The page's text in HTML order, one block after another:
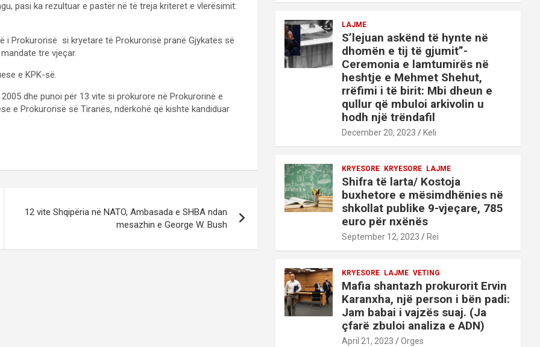
pasi ka rezultuar e pastër në të treja kriteret e vlerësimit:
i Prokurorisë si kryetare të Prokurorisë pranë Gjykatës së
tre vjeçar.
e KPK-së.
dhe punoi për 13 vite si prokurore në Prokurorinë e
e Prokurorisë së Tiranës, ndërkohë që kishte kandiduar
12 vite Shqipëria në NATO, Ambasada e SHBA ndan
mesazhin e George W. Bush
LAJME
S’lejuan askënd të hynte në
dhomën e tij të gjumit”-
Ceremonia e lamtumirës në
heshtje e Mehmet Shehut,
rrëfimi i të birit: Mbi dheun e
qullur që mbuloi arkivolin u
hodh një trëndafil
December 20, 2023 Keli
KRYESORE KRYESORE LAJME
Shifra të larta/ Kostoja
buxhetore e mësimdhënies në
shkollat publike 9-vjeçare, 785
euro për nxënës
September 12, 2023 Rei
KRYESORE LAJME VETING
Mafia shantazh prokurorit Ervin
Karanxha, një person i bën padi:
Jam babai i vajzës suaj. (Ja
çfarë zbuloi analiza e ADN)
April 21, 2023 Orges